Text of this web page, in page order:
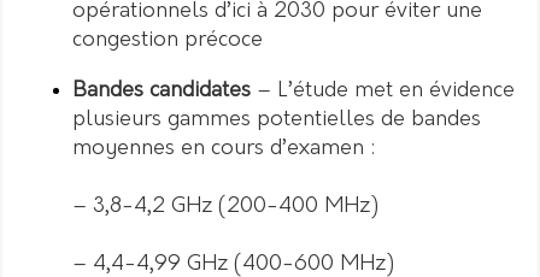
opérationnels d’ici à 2030 pour éviter une
congestion précoce
Bandes candidates – L’étude met en évidence
plusieurs gammes potentielles de bandes
moyennes en cours d’examen :
– 3,8-4,2 GHz (200-400 MHz)
– 4,4-4,99 GHz (400-600 MHz)